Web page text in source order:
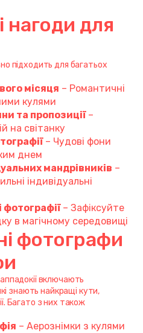
нагоди для
підходить для багатьох
місяця – Романтичні
кулями
та пропозиції –
на світанку
– Чудові фони
днем
мандрівників –
індивідуальні
фотографії – Зафіксуйте
в магічному середовищі
фотографи
знають найкращі кути,
Багато з них також
– Аерознімки з кулями